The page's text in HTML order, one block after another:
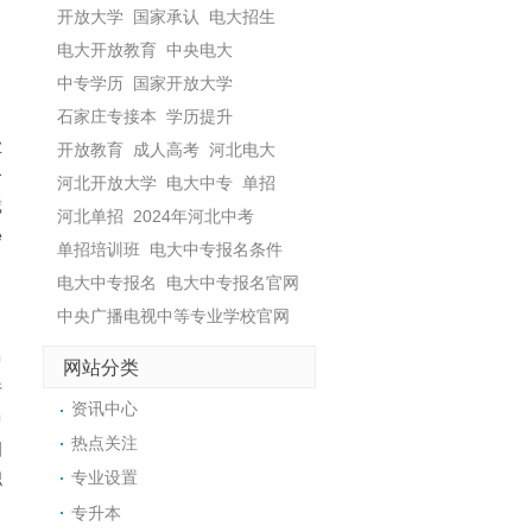
开放大学 国家承认
电大招生
电大开放教育 中央电大
中专学历
国家开放大学
石家庄专接本 学历提升
开放教育 成人高考 河北电大
河北开放大学 电大中专 单招
河北单招 2024年河北中考
单招培训班 电大中专报名条件
电大中专报名
电大中专报名官网
中央广播电视中等专业学校官网
网站分类
资讯中心
热点关注
专业设置
专升本